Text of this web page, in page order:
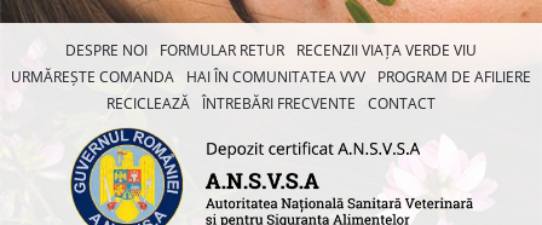
DESPRE NOI FORMULAR RETUR
RECENZII VIAȚA VERDE VIU
URMĂREȘTE COMANDA
HAI ÎN COMUNITATEA VVV
PROGRAM DE AFILIERE
RECICLEAZĂ ÎNTREBĂRI FRECVENTE CONTACT